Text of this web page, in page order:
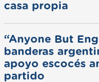
casa propia
“Anyone But
banderas
apoyo escocés
partido